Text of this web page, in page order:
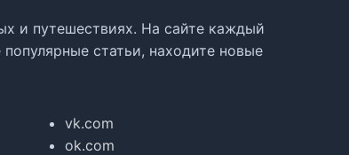
и путешествиях. На сайте каждый
статьи, находите новые
vk.com
ok.com